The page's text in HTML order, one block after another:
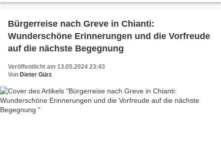
Bürgerreise nach Greve in Chianti:
Wunderschöne Erinnerungen und die Vorfreude
auf die nächste Begegnung
Veröffentlicht am 13.05.2024 23:43
Von Dieter Gürz